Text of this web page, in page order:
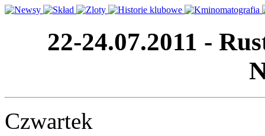
22-24.07.2011 -
Czwartek